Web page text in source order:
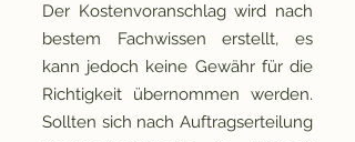
Der Kostenvoranschlag wird nach
bestem Fachwissen erstellt, es
kann jedoch keine Gewähr für die
Richtigkeit übernommen werden.
Sollten sich nach Auftragserteilung